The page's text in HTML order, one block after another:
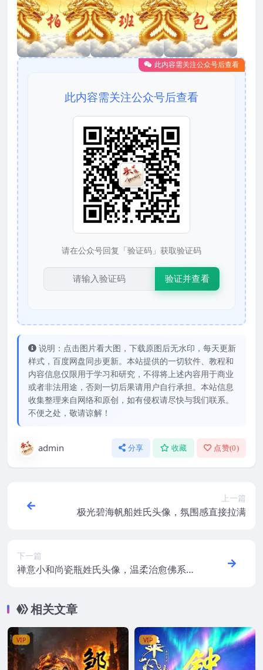
此内容需关注公众号后查看
此内容需关注公众号后查看
请在公众号回复「验证码」获取验证码
验证并查看
说明：点击图片看大图，下载原图后无水印，每天更新
样式，百度网盘同步更新。本站提供的一切软件、教程和
内容信息仅限用于学习和研究，不得将上述内容用于商业
或者非法用途，否则一切后果请用户自行承担。本站信息
收集整理来自网络和原创，如有侵权请尽快与我们联系。
不便之处，敬请谅解！
admin 分享 收藏 点赞(0)
上一篇
极光碧海帆船姓氏头像，氛围感直接拉满
下一篇
禅意小和尚瓷瓶姓氏头像，温柔治愈佛系风
相关文章
VIP VIP